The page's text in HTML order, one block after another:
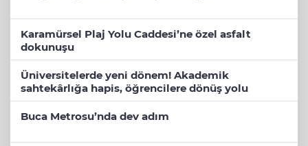
Karamürsel Plaj Yolu Caddesi’ne özel asfalt
dokunuşu
Üniversitelerde yeni dönem! Akademik
sahtekârlığa hapis, öğrencilere dönüş yolu
Buca Metrosu’nda dev adım